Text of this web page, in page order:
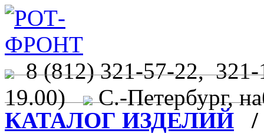
8 (812) 321-57-22,
19.00) С.-Петербург,
КАТАЛОГ ИЗДЕЛИЙ